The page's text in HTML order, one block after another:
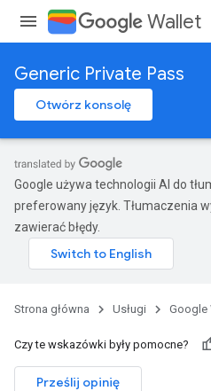
Wallet
Generic Private Pass
Otwórz konsolę
Google używa technologii AI do
preferowany język. Tłumaczenia
zawierać błędy.
Strona główna Usługi Google
Czy te wskazówki były pomocne?
Prześlij opinię